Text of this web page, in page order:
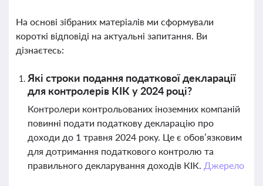
На основі зібраних матеріалів ми сформували
короткі відповіді на актуальні запитання. Ви
дізнаєтесь:
Які строки подання податкової декларації
для контролерів КІК у 2024 році?
Контролери контрольованих іноземних компаній
повинні подати податкову декларацію про
доходи до 1 травня 2024 року. Це є обов’язковим
для дотримання податкового контролю та
правильного декларування доходів КІК. Джерело